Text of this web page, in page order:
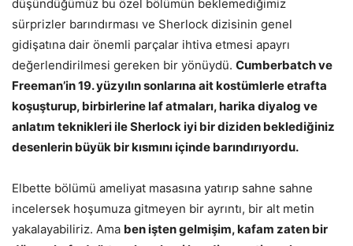
düşündüğümüz bu özel bölümün beklemediğimiz
sürprizler barındırması ve Sherlock dizisinin genel
gidişatına dair önemli parçalar ihtiva etmesi apayrı
değerlendirilmesi gereken bir yönüydü. Cumberbatch ve
Freeman’in 19. yüzyılın sonlarına ait kostümlerle etrafta
koşuşturup, birbirlerine laf atmaları, harika diyalog ve
anlatım teknikleri ile Sherlock iyi bir diziden beklediğiniz
desenlerin büyük bir kısmını içinde barındırıyordu.
Elbette bölümü ameliyat masasına yatırıp sahne sahne
incelersek hoşumuza gitmeyen bir ayrıntı, bir alt metin
yakalayabiliriz. Ama ben işten gelmişim, kafam zaten bir